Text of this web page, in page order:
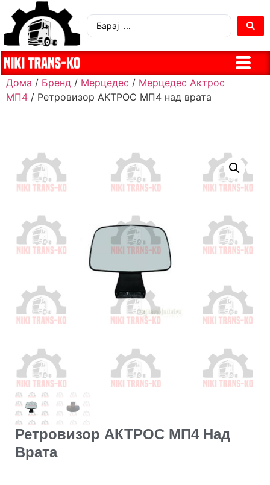
Дома / Бренд / Мерцедес / Мерцедес Актрос
МП4 / Ретровизор АКТРОС МП4 над врата
Ретровизор АКТРОС МП4 Над
Врата